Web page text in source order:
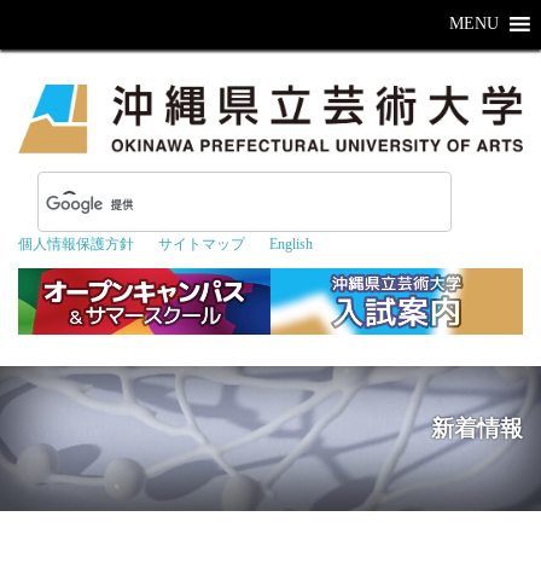
個人情報保護方針 サイトマップ English
MENU
新着情報